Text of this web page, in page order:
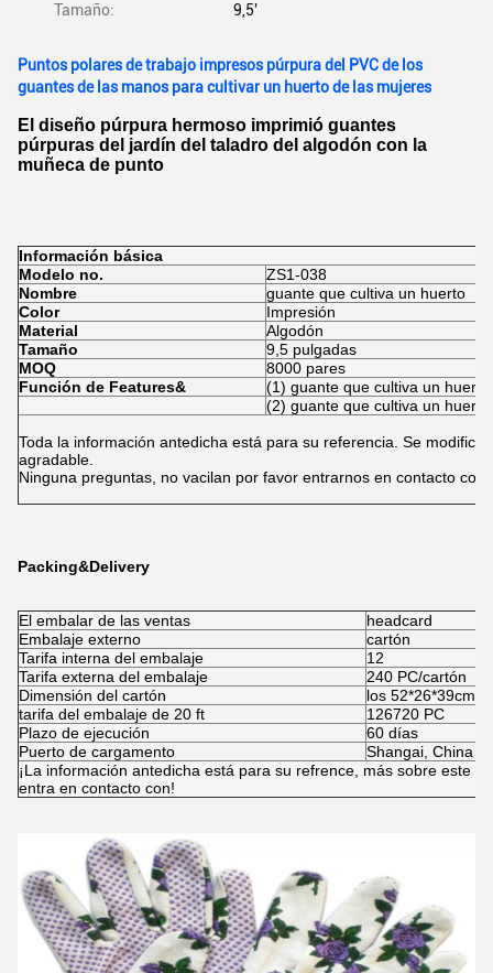
Tamaño: 9,5'
Puntos polares de trabajo impresos púrpura del PVC de los
guantes de las manos para cultivar un huerto de las mujeres
El diseño púrpura hermoso imprimió guantes
púrpuras del jardín del taladro del algodón con la
muñeca de punto
Información básica
Modelo no.
ZS1-038
Nombre
guante que cultiva un huerto
Color
Impresión
Material
Algodón
Tamaño
9,5 pulgadas
MOQ
8000 pares
Función de Features&
(1) guante que cultiva un
(2) guante que cultiva un
Toda la información antedicha está para su referencia. Se modifica
agradable.
Ninguna preguntas, no vacilan por favor entrarnos en contacto con.
Packing&Delivery
El embalar de las ventas
headcard
Embalaje externo
cartón
Tarifa interna del embalaje
12
Tarifa externa del embalaje
240 PC/cartón
Dimensión del cartón
los 52*26*39cm
tarifa del embalaje de 20 ft
126720 PC
Plazo de ejecución
60 días
Puerto de cargamento
Shangai, China
¡La información antedicha está para su refrence, más sobre este
entra en contacto con!